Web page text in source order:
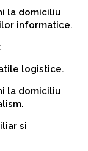
la domiciliu
informatice.
logistice.
la domiciliu
si